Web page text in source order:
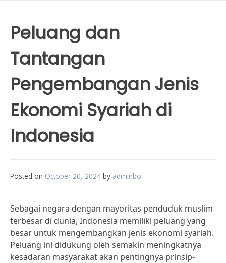
Peluang dan
Tantangan
Pengembangan Jenis
Ekonomi Syariah di
Indonesia
Posted on October 20, 2024 by adminbol
Sebagai negara dengan mayoritas penduduk muslim
terbesar di dunia, Indonesia memiliki peluang yang
besar untuk mengembangkan jenis ekonomi syariah.
Peluang ini didukung oleh semakin meningkatnya
kesadaran masyarakat akan pentingnya prinsip-